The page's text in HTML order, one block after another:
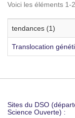
Voici les éléments 1-2
tendances (1)
Translocation
Sites du DSO
Science Ouverte) :